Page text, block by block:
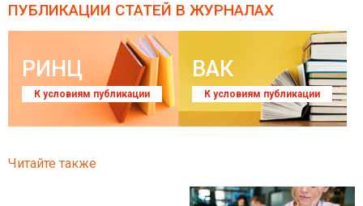
ПУБЛИКАЦИИ СТАТЕЙ В ЖУРНАЛАХ
РИНЦ
К условиям публикации
ВАК
К условиям публикации
Читайте также